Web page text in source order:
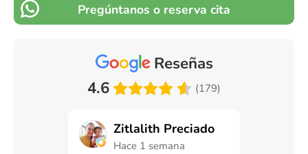
Pregúntanos o reserva cita
Reseñas
4.6
(179)
Zitlalith Preciado
Hace 1 semana